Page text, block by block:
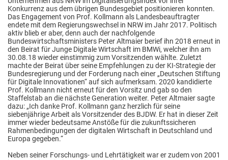
Konkurrenz aus dem übrigen Bundesgebiet positionieren konnten.
Das Engagement von Prof. Kollmann als Landesbeauftragter
endete mit dem Regierungswechsel in NRW im Jahr 2017. Politisch
aktiv blieb er aber, denn auch der nachfolgende
Bundeswirtschaftsministers Peter Altmaier berief ihn 2018 erneut in
den Beirat für Junge Digitale Wirtschaft im BMWi, welcher ihn am
30.08.18 wieder einstimmig zum Vorsitzenden wählte. Zuletzt
machte der Beirat über seine Empfehlungen zu der KI-Strategie der
Bundesregierung und der Forderung nach einer „Deutschen Stiftung
für Digitale Innovationen“ auf sich aufmerksam. 2020 kandidierte
Prof. Kollmann nicht erneut für den Vorsitz und gab so den
Staffelstab an die nächste Generation weiter. Peter Altmaier sagte
dazu: „Ich danke Prof. Kollmann ganz herzlich für seine
siebenjährige Arbeit als Vorsitzender des BJDW. Er hat in dieser Zeit
immer wieder bedeutsame Anstöße für die zukunftssicheren
Rahmenbedingungen der digitalen Wirtschaft in Deutschland und
Europa gegeben.“
Neben seiner Forschungs- und Lehrtätigkeit war er zudem von 2001